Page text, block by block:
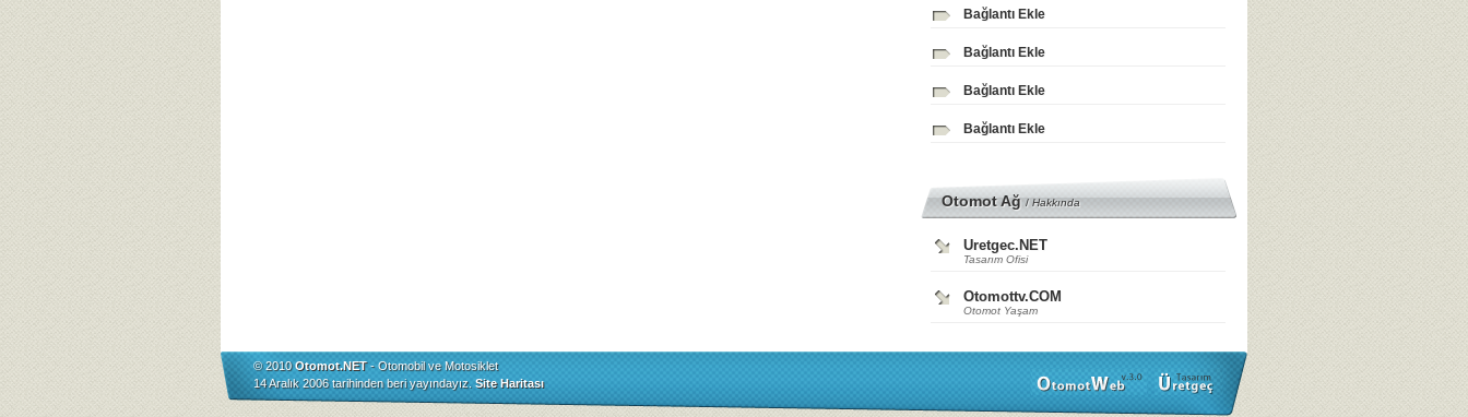
Bağlantı Ekle
Bağlantı Ekle
Bağlantı Ekle
Bağlantı Ekle
Otomot Ağ/Hakkında
Uretgec.NET
Tasarım Ofisi
Otomottv.COM
Otomot Yaşam
© 2010Otomot.NET- Otomobil ve Motosiklet
14 Aralık 2006 tarihinden beri yayındayız. Site Haritası